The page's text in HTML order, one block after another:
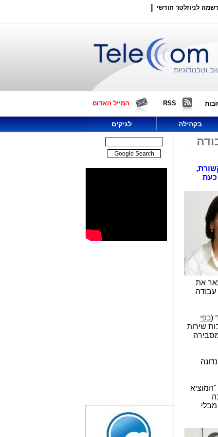
לניוזלטר חודשי
RSS המייל האדום
בקהילה לגיקים
כעת
את
עבודה
(כפי
שירות
שבוע טוב לכל
הגולשים באשר
הם!!!